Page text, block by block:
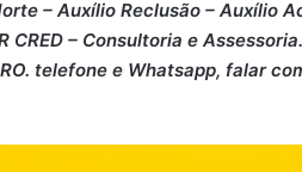
– ⁠Auxílio Reclusão – ⁠Auxílio
CRED – Consultoria e
telefone e Whatsapp, falar